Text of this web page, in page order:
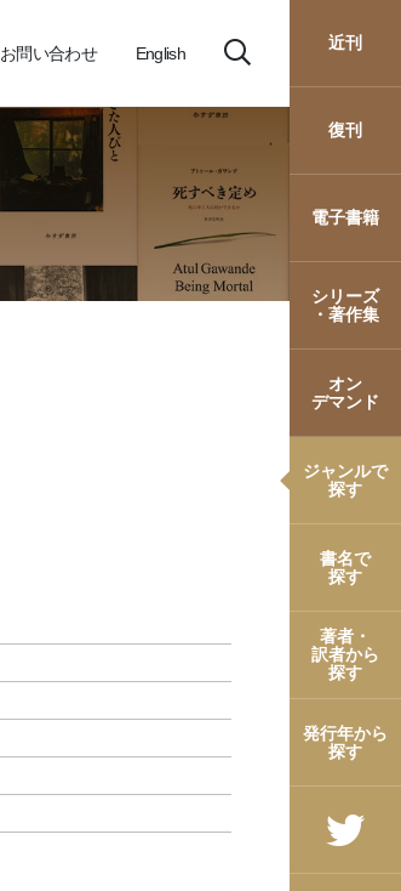
お問い合わせ English
近刊
復刊
電子書籍
シリーズ
・著作集
オン
デマンド
ジャンルで
探す
書名で
探す
著者・
訳者から
探す
発行年から
探す